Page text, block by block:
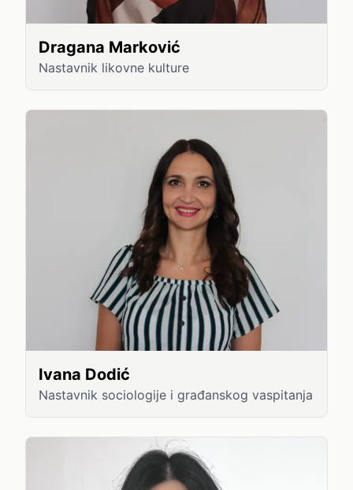
Dragana Marković
Nastavnik likovne kulture
Ivana Dodić
Nastavnik sociologije i građanskog vaspitanja